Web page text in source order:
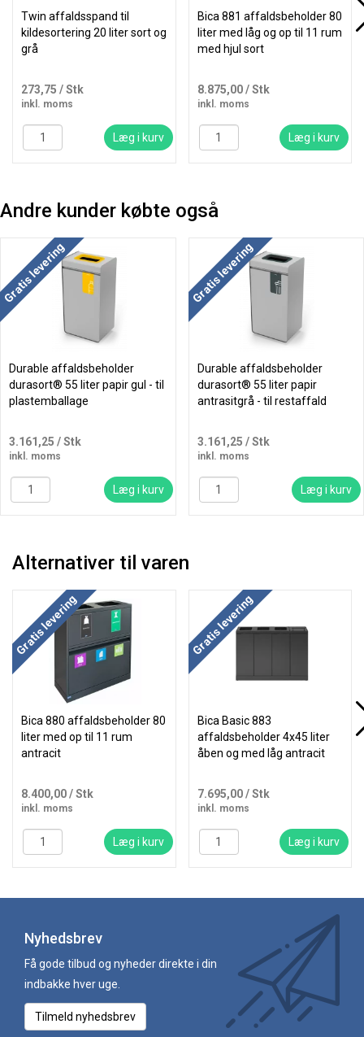
Twin affaldsspand til
kildesortering 20 liter sort og
grå
273,75 / Stk
inkl. moms
Læg i kurv
Bica 881 affaldsbeholder 80
liter med låg og op til 11 rum
med hjul sort
8.875,00/ Stk
inkl. moms
Læg i kurv
Andre kunder købte også
Gratis levering
Durable affaldsbeholder
durasort® 55 liter papir gul - til
plastemballage
3.161,25 / Stk
inkl. moms
Læg i kurv
Gratis levering
Durable affaldsbeholder
durasort® 55 liter papir
antrasitgrå - til restaffald
3.161,25 / Stk
inkl. moms
Læg i kurv
Alternativer til varen
Køb mere og spar
Gratis levering
Bica 880 affaldsbeholder 80
liter med op til 11 rum
antracit
8.400,00/ Stk
inkl. moms
Læg i kurv
Gratis levering
Bica Basic 883
affaldsbeholder 4x45 liter
åben og med låg antracit
7.695,00/ Stk
inkl. moms
Læg i kurv
Nyhedsbrev
Få gode tilbud og nyheder direkte i din
indbakke hver uge.
Tilmeld nyhedsbrev